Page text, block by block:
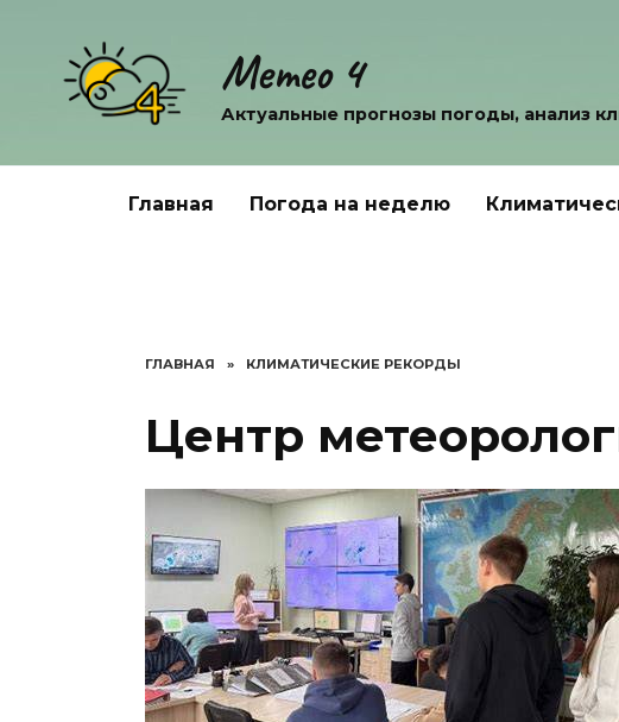
содержанию
Метео 4
Актуальные прогнозы погоды, анализ
Главная Погода на неделю
ГЛАВНАЯ » КЛИМАТИЧЕСКИЕ РЕКОРДЫ
Центр